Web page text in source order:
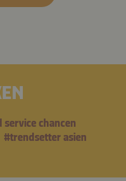
service chancen
#trendsetter asien